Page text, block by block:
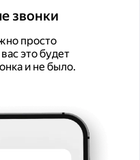
звонки
просто
это будет
и не было.